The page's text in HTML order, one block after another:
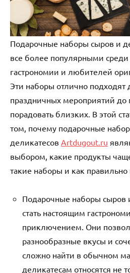
Подарочные наборы сыров и
все более популярными
гастрономии и любителей
Эти наборы отлично подходят
праздничных мероприятий до
порадовать близких. В этой
том, почему подарочные
деликатесов Artdugout.ru
выбором, какие продукты
такие наборы и как правильно
Подарочные наборы сыров
стать настоящим
приключением. Они
разнообразные вкусы и
сложно найти в обычном
деликатесам относятся не